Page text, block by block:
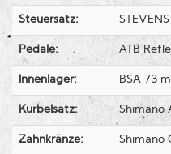
Steuersatz:
Pedale: ATB
Innenlager: BSA 73
Kurbelsatz: Shimano
Zahnkränze: Shimano